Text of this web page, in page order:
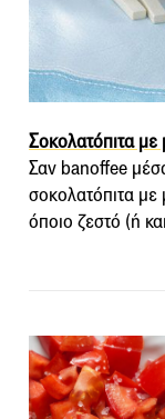
Σοκολατόπιτα
Σαν banoffee
σοκολατόπιτα με
όποιο ζεστό (ή